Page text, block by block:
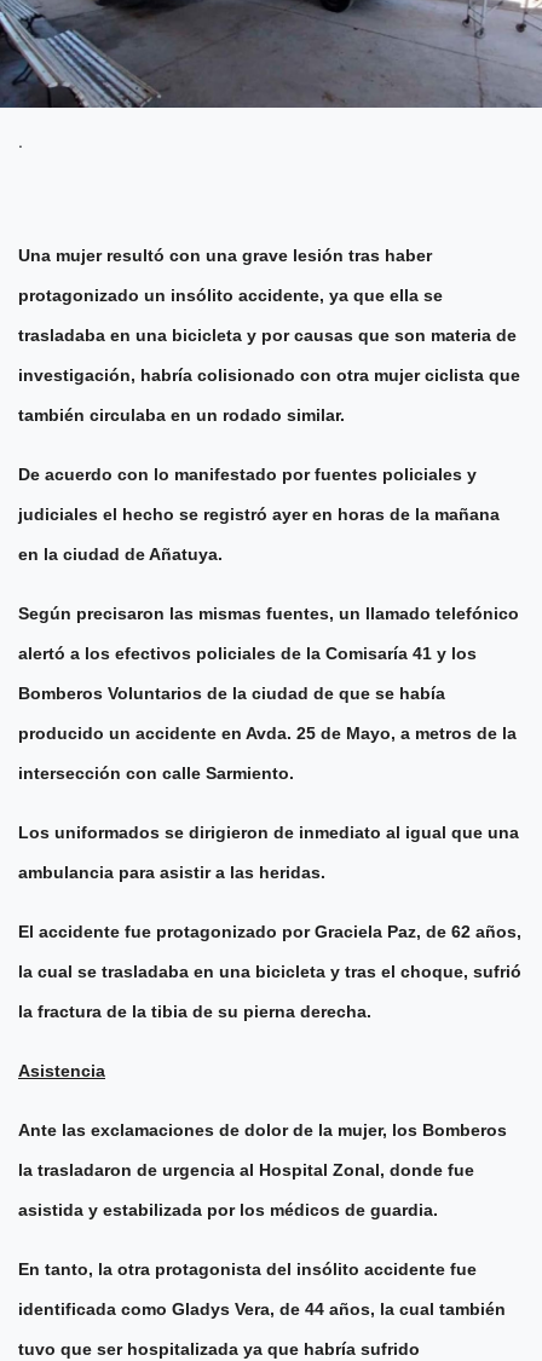
.
Una mujer resultó con una grave lesión tras haber
protagonizado un insólito accidente, ya que ella se
trasladaba en una bicicleta y por causas que son materia de
investigación, habría colisionado con otra mujer ciclista que
también circulaba en un rodado similar.
De acuerdo con lo manifestado por fuentes policiales y
judiciales el hecho se registró ayer en horas de la mañana
en la ciudad de Añatuya.
Según precisaron las mismas fuentes, un llamado telefónico
alertó a los efectivos policiales de la Comisaría 41 y los
Bomberos Voluntarios de la ciudad de que se había
producido un accidente en Avda. 25 de Mayo, a metros de la
intersección con calle Sarmiento.
Los uniformados se dirigieron de inmediato al igual que una
ambulancia para asistir a las heridas.
El accidente fue protagonizado por Graciela Paz, de 62 años,
la cual se trasladaba en una bicicleta y tras el choque, sufrió
la fractura de la tibia de su pierna derecha.
Asistencia
Ante las exclamaciones de dolor de la mujer, los Bomberos
la trasladaron de urgencia al Hospital Zonal, donde fue
asistida y estabilizada por los médicos de guardia.
En tanto, la otra protagonista del insólito accidente fue
identificada como Gladys Vera, de 44 años, la cual también
tuvo que ser hospitalizada ya que habría sufrido